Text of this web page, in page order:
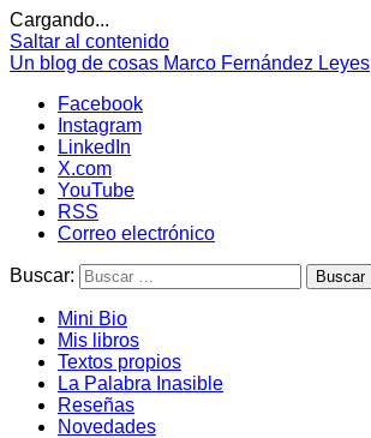
Cargando...
Saltar al contenido
Un blog de cosas Marco Fernández Leyes
Facebook
Instagram
LinkedIn
X.com
YouTube
RSS
Correo electrónico
Buscar:
Mini Bio
Mis libros
Textos propios
La Palabra Inasible
Reseñas
Novedades